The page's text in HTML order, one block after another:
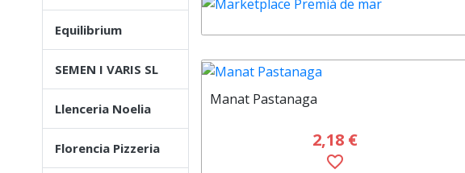
Equilibrium
SEMEN I VARIS SL
Llenceria Noelia
Florencia Pizzeria
Manat Pastanaga
2,18 €
favorite_border